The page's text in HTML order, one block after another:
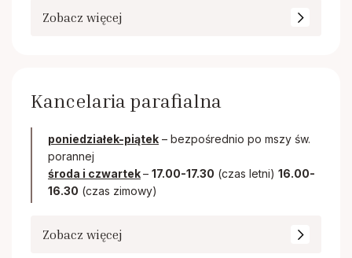
Zobacz więcej
Kancelaria parafialna
poniedziałek-piątek – bezpośrednio po mszy św.
porannej
środa i czwartek– 17.00-17.30 (czas letni) 16.00-
16.30 (czas zimowy)
Zobacz więcej